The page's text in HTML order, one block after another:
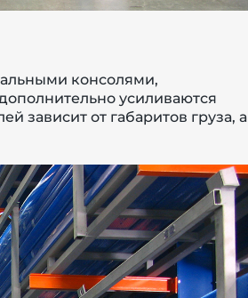
консолями,
усиливаются
зависит от габаритов груза, а